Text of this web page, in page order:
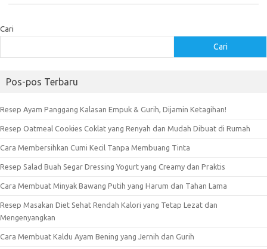
Cari
Cari
Pos-pos Terbaru
Resep Ayam Panggang Kalasan Empuk & Gurih, Dijamin Ketagihan!
Resep Oatmeal Cookies Coklat yang Renyah dan Mudah Dibuat di Rumah
Cara Membersihkan Cumi Kecil Tanpa Membuang Tinta
Resep Salad Buah Segar Dressing Yogurt yang Creamy dan Praktis
Cara Membuat Minyak Bawang Putih yang Harum dan Tahan Lama
Resep Masakan Diet Sehat Rendah Kalori yang Tetap Lezat dan
Mengenyangkan
Cara Membuat Kaldu Ayam Bening yang Jernih dan Gurih